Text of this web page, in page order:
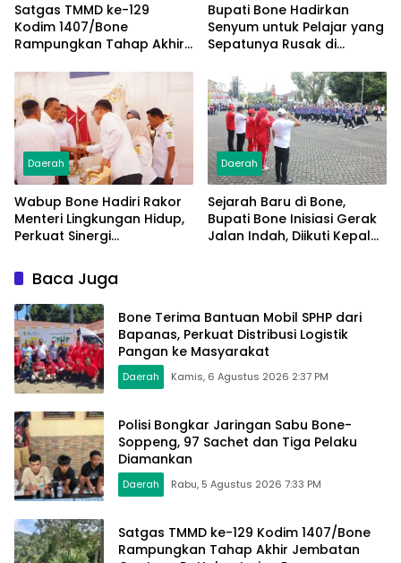
Satgas TMMD ke-129
Kodim 1407/Bone
Rampungkan Tahap Akhir
Pattuku, Jaring Pengaman
Mulai Terpasang
Bupati Bone Hadirkan
Senyum untuk Pelajar yang
Sepatunya Rusak di
Kemerdekaan
Daerah
Wabup Bone Hadiri Rakor
Menteri Lingkungan Hidup,
Perkuat Sinergi
Modern
Daerah
Sejarah Baru di Bone,
Bupati Bone Inisiasi Gerak
Jalan Indah, Diikuti Kepala
Baca Juga
Bone Terima Bantuan Mobil SPHP dari
Bapanas, Perkuat Distribusi Logistik
Pangan ke Masyarakat
Daerah Kamis, 6 Agustus 2026 2:37 PM
Polisi Bongkar Jaringan Sabu Bone-
Soppeng, 97 Sachet dan Tiga Pelaku
Diamankan
Daerah Rabu, 5 Agustus 2026 7:33 PM
Satgas TMMD ke-129 Kodim 1407/Bone
Rampungkan Tahap Akhir Jembatan